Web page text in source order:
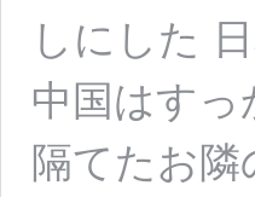
しにした
中国はす
隔てたお